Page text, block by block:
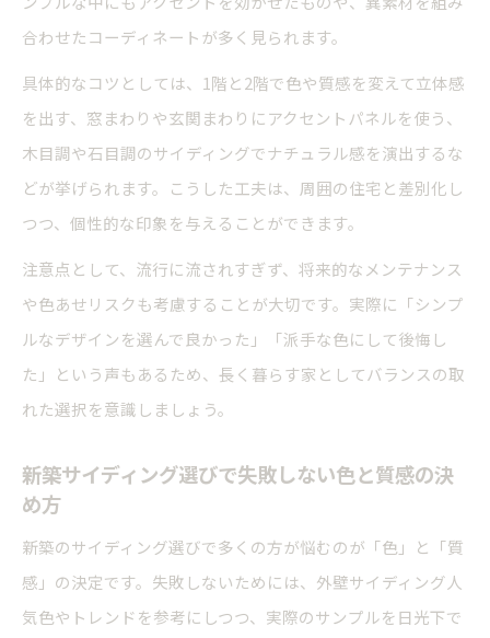
サイディングとガルバリウム新築外壁の選択ポ
イント
新築外壁で迷うガルバリウムとサイディングの
比較
ガルバリウムとサイディングの新築向き特性を
比較
新築サイディングとガルバリウムのメリットデ
メリット
合わせたコーディネートが多く見られます。
具体的なコツとしては、1階と2階で色や質感を変えて立体感
を出す、窓まわりや玄関まわりにアクセントパネルを使う、
木目調や石目調のサイディングでナチュラル感を演出するな
どが挙げられます。こうした工夫は、周囲の住宅と差別化し
つつ、個性的な印象を与えることができます。
注意点として、流行に流されすぎず、将来的なメンテナンス
や色あせリスクも考慮することが大切です。実際に「シンプ
ルなデザインを選んで良かった」「派手な色にして後悔し
た」という声もあるため、長く暮らす家としてバランスの取
れた選択を意識しましょう。
新築サイディング選びで失敗しない色と質感の決
め方
新築のサイディング選びで多くの方が悩むのが「色」と「質
感」の決定です。失敗しないためには、外壁サイディング人
気色やトレンドを参考にしつつ、実際のサンプルを日光下で